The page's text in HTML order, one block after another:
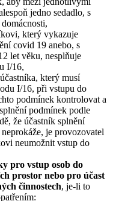
jedno sedadlo, s
který vykazuje
covid 19 anebo, s
let věku, nesplňuje
I/16,
který musí
I/16, při vstupu do
podmínek kontrolovat a
podmínek podle
že účastník splnění
je provozovatel
neumožnit vstup do
pro vstup osob do
prostor nebo pro účast
činnostech, je-li to